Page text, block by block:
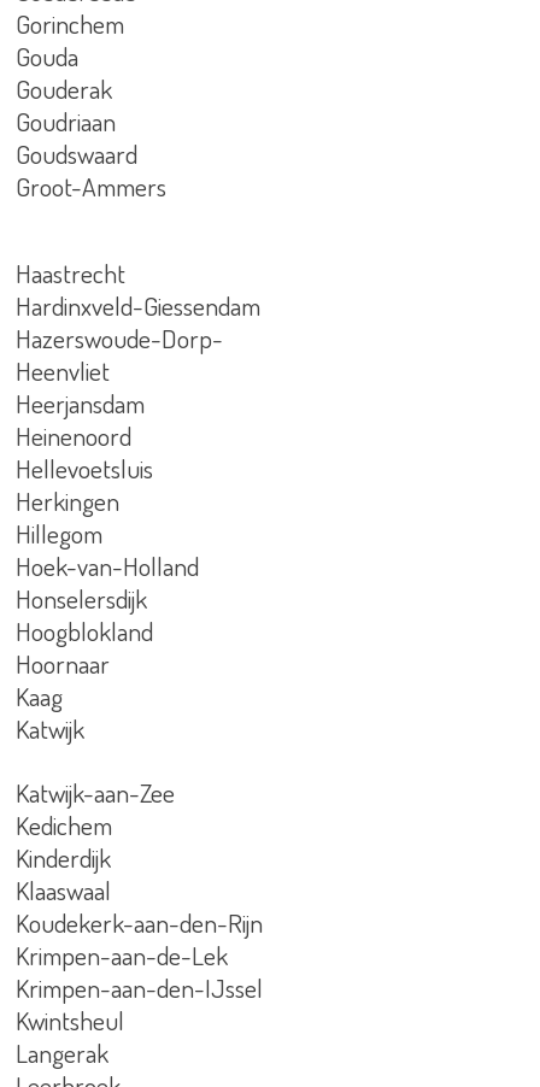
Gorinchem
Gouda
Gouderak
Goudriaan
Goudswaard
Groot-Ammers
Haastrecht
Hardinxveld-Giessendam
Hazerswoude-Dorp-
Heenvliet
Heerjansdam
Heinenoord
Hellevoetsluis
Herkingen
Hillegom
Hoek-van-Holland
Honselersdijk
Hoogblokland
Hoornaar
Kaag
Katwijk
Katwijk-aan-Zee
Kedichem
Kinderdijk
Klaaswaal
Koudekerk-aan-den-Rijn
Krimpen-aan-de-Lek
Krimpen-aan-den-IJssel
Kwintsheul
Langerak